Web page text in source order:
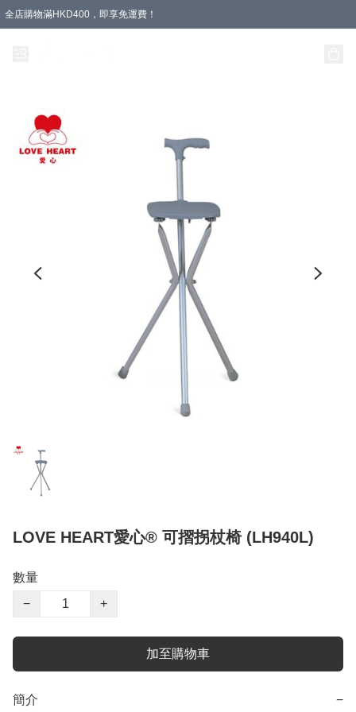
全店購物滿HKD400，即享免運費！
LOVE HEART愛心® 可摺拐杖椅 (LH940L)
數量
−
+
加至購物車
簡介 −